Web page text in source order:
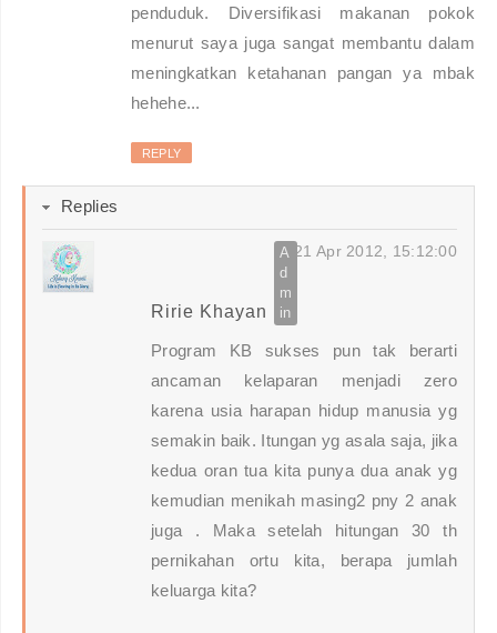
penduduk. Diversifikasi makanan pokok
menurut saya juga sangat membantu dalam
meningkatkan ketahanan pangan ya mbak
hehehe...
REPLY
Replies
Ririe Khayan
21 Apr 2012, 15:12:00
Program KB sukses pun tak berarti
ancaman kelaparan menjadi zero
karena usia harapan hidup manusia yg
semakin baik. Itungan yg asala saja, jika
kedua oran tua kita punya dua anak yg
kemudian menikah masing2 pny 2 anak
juga . Maka setelah hitungan 30 th
pernikahan ortu kita, berapa jumlah
keluarga kita?